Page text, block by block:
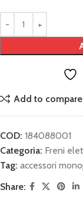
Add to compare
COD: 184088001
Categoria: Freni
Tag: accessori
Share: